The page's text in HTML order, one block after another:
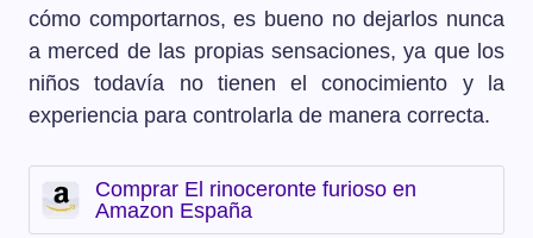
cómo comportarnos,es bueno no dejarlos nunca
a merced de las propias sensaciones, ya que los
niños todavía no tienen el conocimiento y la
experiencia para controlarla de manera correcta.
Comprar El rinoceronte furioso en
Amazon España